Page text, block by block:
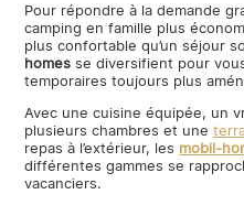
Pour répondre à la demande
camping en famille plus
plus confortable qu’un séjour
homes se diversifient pour
temporaires toujours plus
Avec une cuisine équipée, un
plusieurs chambres et une
repas à l’extérieur, les mobil-
différentes gammes se
vacanciers.